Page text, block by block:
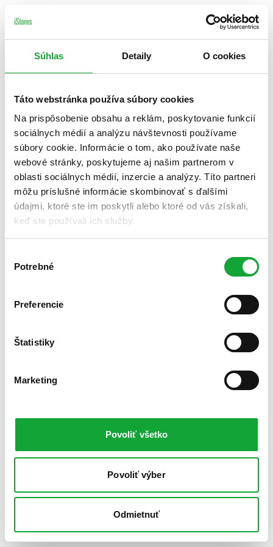
Súhlas Detaily O cookies
Táto webstránka používa súbory cookies
Na prispôsobenie obsahu a reklám, poskytovanie funkcií
sociálnych médií a analýzu návštevnosti používame
súbory cookie. Informácie o tom, ako používate naše
webové stránky, poskytujeme aj našim partnerom v
oblasti sociálnych médií, inzercie a analýzy. Títo partneri
môžu príslušné informácie skombinovať s ďalšími
údajmi, ktoré ste im poskytli alebo ktoré od vás získali,
keď ste používali ich služby.
súhlasu
Potrebné
Preferencie
Štatistiky
Marketing
Povoliť všetko
Povoliť výber
Odmietnuť